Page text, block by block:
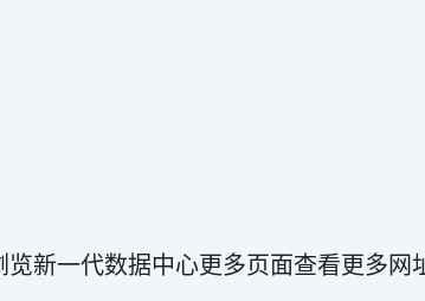
新一代数据中心更多页面查看更多网